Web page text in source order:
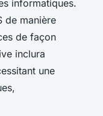
informatiques.
de manière
de façon
inclura
une